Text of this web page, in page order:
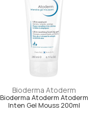
Bioderma Atoderm
Bioderma Atoderm Atoderm
Inten Gel Mouss 200ml